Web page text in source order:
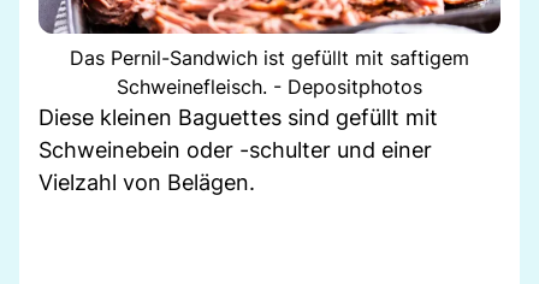
Das Pernil-Sandwich ist gefüllt mit saftigem
Schweinefleisch. - Depositphotos
Diese kleinen Baguettes sind gefüllt mit
Schweinebein oder -schulter und einer
Vielzahl von Belägen.